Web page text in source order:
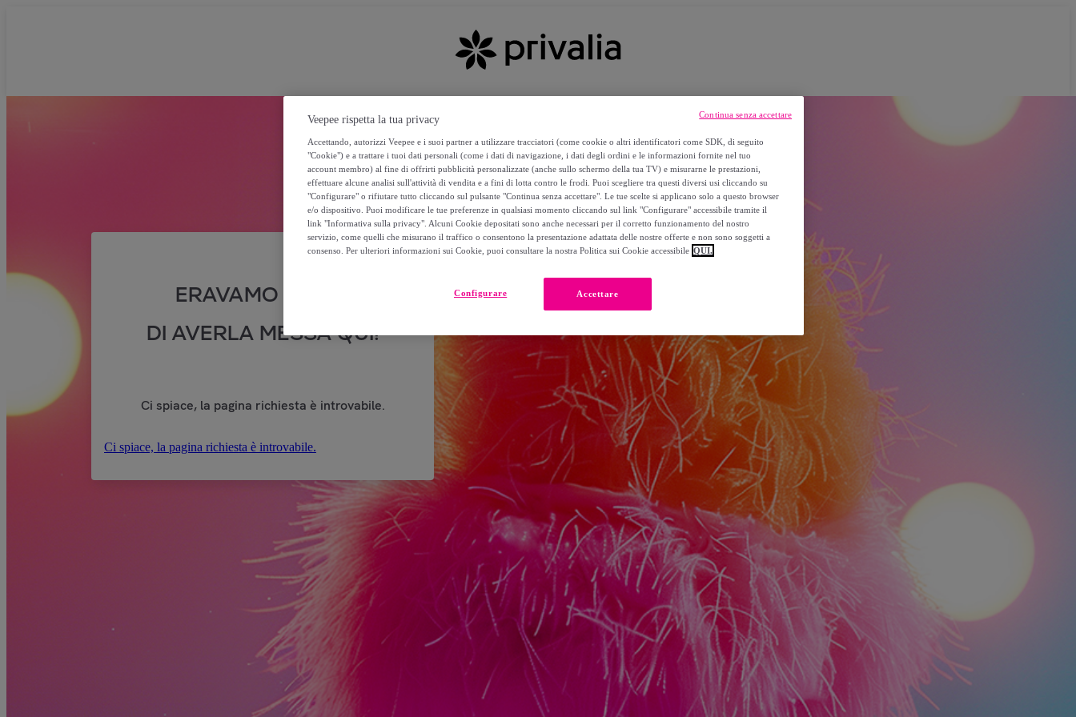
ERAVAMO SICURI
DI AVERLA MESSA QUI!
Ci spiace, la pagina richiesta è introvabile.
Ci spiace, la pagina richiesta è introvabile.
Veepee rispetta la tua privacy
Accettando, autorizzi Veepee e i suoi partner a utilizzare tracciatori (come cookie o altri identificatori come SDK, di seguito
"Cookie") e a trattare i tuoi dati personali (come i dati di navigazione, i dati degli ordini e le informazioni fornite nel tuo
account membro) al fine di offrirti pubblicità personalizzate (anche sullo schermo della tua TV) e misurarne le prestazioni,
effettuare alcune analisi sull'attività di vendita e a fini di lotta contro le frodi. Puoi scegliere tra questi diversi usi cliccando su
"Configurare" o rifiutare tutto cliccando sul pulsante "Continua senza accettare". Le tue scelte si applicano solo a questo browser
e/o dispositivo. Puoi modificare le tue preferenze in qualsiasi momento cliccando sul link "Configurare" accessibile tramite il
link "Informativa sulla privacy". Alcuni Cookie depositati sono anche necessari per il corretto funzionamento del nostro
servizio, come quelli che misurano il traffico o consentono la presentazione adattata delle nostre offerte e non sono soggetti a
consenso. Per ulteriori informazioni sui Cookie, puoi consultare la nostra Politica sui Cookie accessibile QUI.
Accettare
Configurare
Continua senza accettare